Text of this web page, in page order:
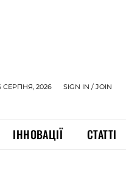
СЕРПНЯ, 2026 SIGN IN / JOIN
ІННОВАЦІЇ СТАТТІ